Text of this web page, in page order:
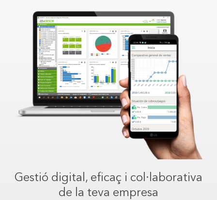
Gestió digital, eficaç i col·laborativa
de la teva empresa